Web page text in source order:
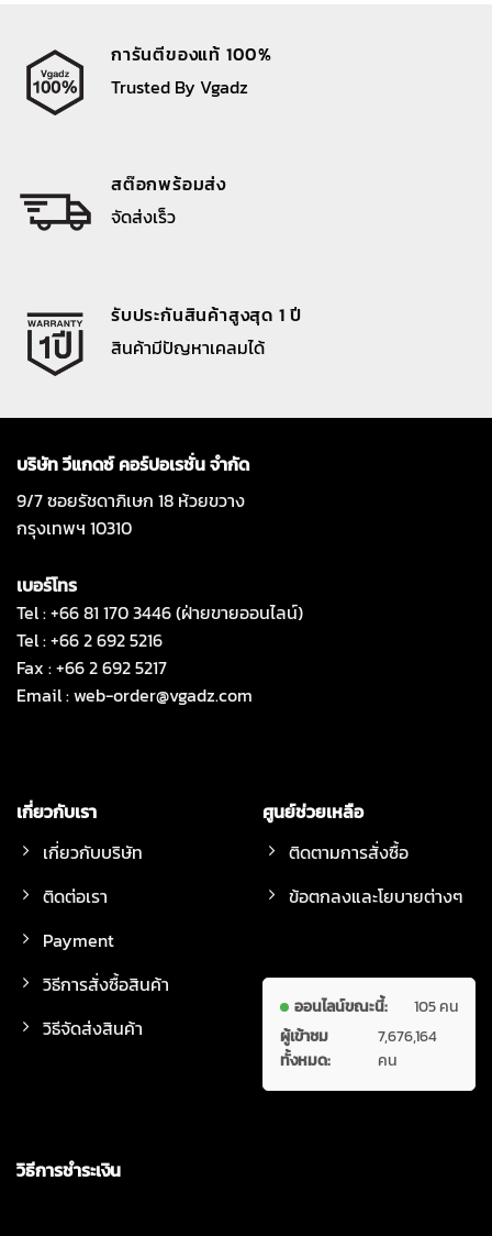
การันตีของแท้ 100%
Trusted By Vgadz
สต๊อกพร้อมส่ง
จัดส่งเร็ว
รับประกันสินค้าสูงสุด 1 ปี
สินค้ามีปัญหาเคลมได้
บริษัท วีแกดซ์ คอร์ปอเรชั่น จำกัด
9/7 ซอยรัชดาภิเษก 18 ห้วยขวาง
กรุงเทพฯ 10310
เบอร์โทร
Tel : +66 81 170 3446 (ฝ่ายขายออนไลน์)
Tel : +66 2 692 5216
Fax : +66 2 692 5217
Email :web-order@vgadz.com
เกี่ยวกับเรา
เกี่ยวกับบริษัท
ติดต่อเรา
Payment
วิธีการสั่งซื้อสินค้า
วิธีจัดส่งสินค้า
ศูนย์ช่วยเหลือ
ติดตามการสั่งซื้อ
ข้อตกลงและโยบายต่างๆ
ออนไลน์ขณะนี้:
105 คน
ผู้เข้าชม
ทั้งหมด:
7,676,164
คน
วิธีการชำระเงิน